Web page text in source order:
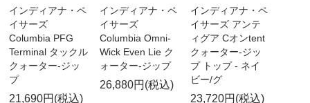
インディアナ・ペ
イサーズ
Columbia PFG
Terminal タックル
クォーター-ジッ
プ
21,690円(税込)
インディアナ・ペ
イサーズ
Columbia Omni-
Wick Even Lie ク
ォーター-ジップ
26,880円(税込)
インディアナ・ペ
イサーズ アンテ
ィグア Cオンtent
クォーター-ジッ
プ トップ - ネイ
ビー/グ
23,720円(税込)